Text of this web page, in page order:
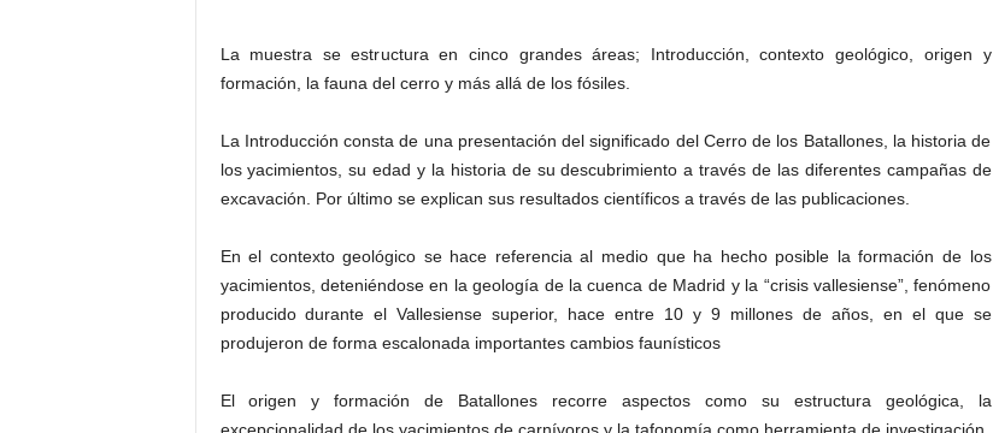
La muestra se estructura en cinco grandes áreas; Introducción, contexto geológico, origen y
formación, la fauna del cerro y más allá de los fósiles.
La Introducción consta de una presentación del significado del Cerro de los Batallones, la historia de
los yacimientos, su edad y la historia de su descubrimiento a través de las diferentes campañas de
excavación. Por último se explican sus resultados científicos a través de las publicaciones.
En el contexto geológico se hace referencia al medio que ha hecho posible la formación de los
yacimientos, deteniéndose en la geología de la cuenca de Madrid y la “crisis vallesiense”, fenómeno
producido durante el Vallesiense superior, hace entre 10 y 9 millones de años, en el que se
produjeron de forma escalonada importantes cambios faunísticos
El origen y formación de Batallones recorre aspectos como su estructura geológica, la